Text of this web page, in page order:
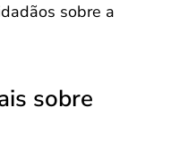
sobre a
sobre